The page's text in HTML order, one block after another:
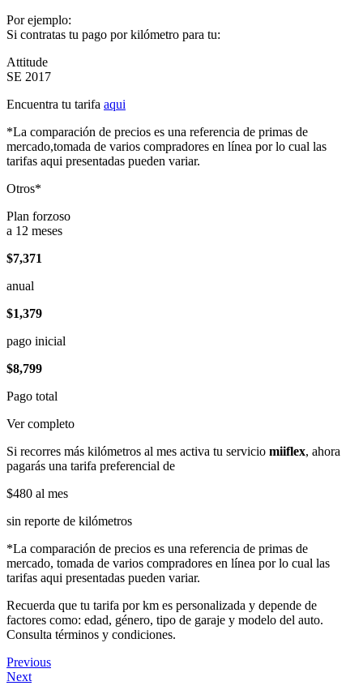
Por ejemplo:
Si contratas tu pago por kilómetro para tu:
Attitude
SE 2017
Encuentra tu tarifa aqui
*La comparación de precios es una referencia de primas de
mercado,tomada de varios compradores en línea por lo cual las
tarifas aqui presentadas pueden variar.
Otros*
Plan forzoso
a 12 meses
$7,371
anual
$1,379
pago inicial
$8,799
Pago total
Ver completo
Si recorres más kilómetros al mes activa tu servicio miiflex, ahora
pagarás una tarifa preferencial de
$480 al mes
sin reporte de kilómetros
*La comparación de precios es una referencia de primas de
mercado, tomada de varios compradores en línea por lo cual las
tarifas aqui presentadas pueden variar.
Recuerda que tu tarifa por km es personalizada y depende de
factores como: edad, género, tipo de garaje y modelo del auto.
Consulta términos y condiciones.
Previous
Next